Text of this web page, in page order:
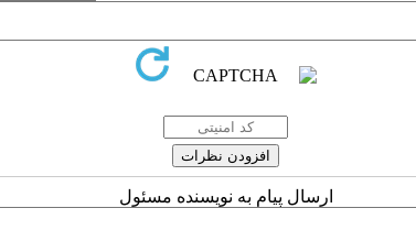
ارسال پیام به نویسنده مسئول